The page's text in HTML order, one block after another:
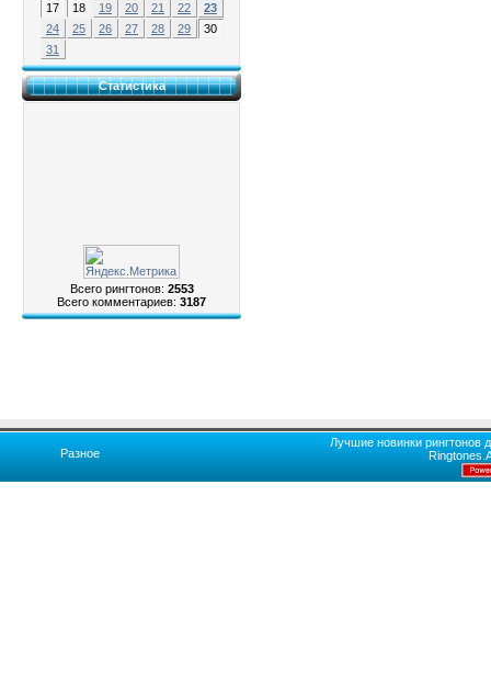
17
18 19 20 21 22
23
24
25 26 27 28 29
30
31
Статистика
Всего рингтонов: 2553
Всего комментариев: 3187
Разное
Лучшие новинки рингтонов